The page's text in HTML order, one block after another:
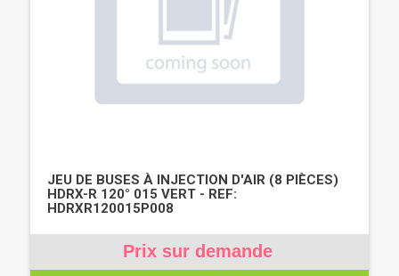
JEU DE BUSES À INJECTION D'AIR (8 PIÈCES)
HDRX-R 120° 015 VERT - REF:
HDRXR120015P008
Prix sur demande